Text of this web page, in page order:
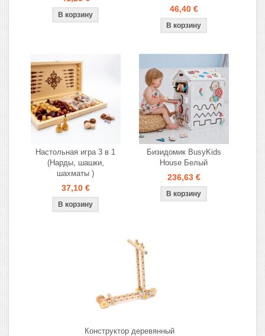
46,40 €
Настольная игра 3 в 1
(Нарды, шашки,
шахматы )
37,10 €
Бизидомик BusyKids
House Белый
236,63 €
Конструктор деревянный